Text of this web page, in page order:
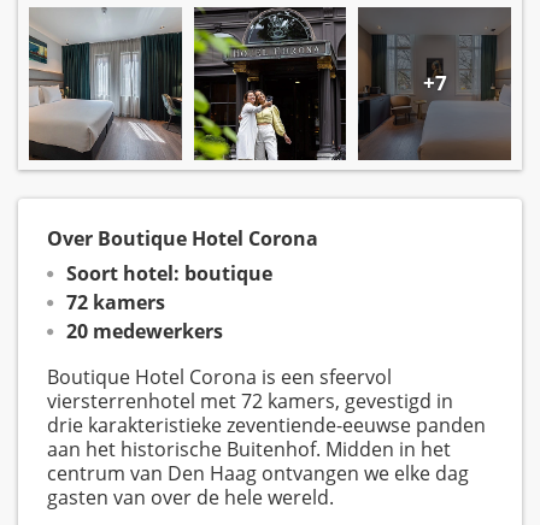
+7
Over Boutique Hotel Corona
Soort hotel: boutique
72 kamers
20 medewerkers
Boutique Hotel Corona is een sfeervol
viersterrenhotel met 72 kamers, gevestigd in
drie karakteristieke zeventiende-eeuwse panden
aan het historische Buitenhof. Midden in het
centrum van Den Haag ontvangen we elke dag
gasten van over de hele wereld.